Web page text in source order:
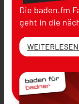
Die baden.fm
geht in die
WEITERLESEN